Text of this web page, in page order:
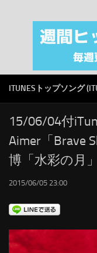
注目カテゴリ
オリジナル
RSS
LINKS
ITUNESトップソング
15/06/04付
Aimer「Brave
博「水彩の月
2015/06/05 23:00